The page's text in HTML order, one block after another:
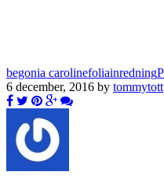
begonia carolinefoliainredning
6 december, 2016 by tommytott